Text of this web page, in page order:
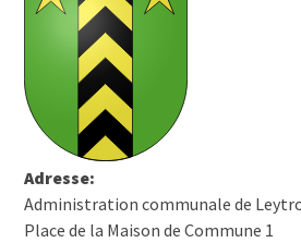
Adresse:
Administration communale de
Place de la Maison de Commune 1